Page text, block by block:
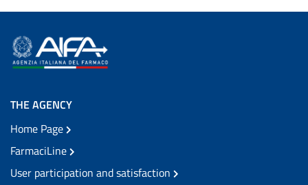
THE AGENCY
Home Page
FarmaciLine
User participation and satisfaction